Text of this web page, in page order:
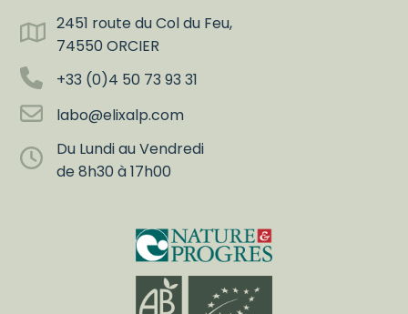
2451 route du Col du Feu,
74550 ORCIER
+33 (0)4 50 73 93 31
labo@elixalp.com
Du Lundi au Vendredi
de 8h30 à 17h00